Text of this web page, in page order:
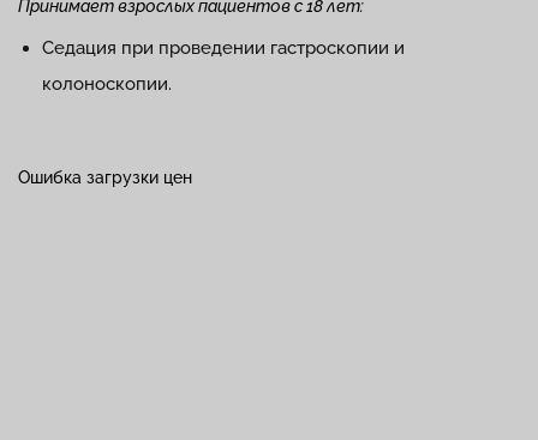
Принимает взрослых пациентов с 18 лет:
Седация при проведении гастроскопии и
колоноскопии.
Ошибка загрузки цен